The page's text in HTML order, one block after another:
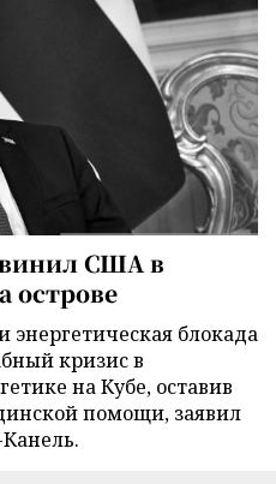
США в
острове
блокада
кризис в
на Кубе, оставив
помощи, заявил